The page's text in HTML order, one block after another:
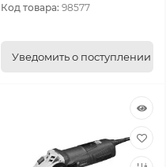
Код товара: 98577
Уведомить о поступлении